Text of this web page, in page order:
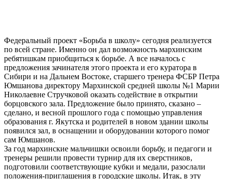
Федеральный проект «Борьба в школу» сегодня реализуется
по всей стране. Именно он дал возможность мархинским
ребятишкам приобщиться к борьбе. А все началось с
предложения зачинателя этого проекта и его куратора в
Сибири и на Дальнем Востоке, старшего тренера ФСБР Петра
Юмшанова директору Мархинской средней школы №1 Марии
Николаевне Стручковой оказать содействие в открытии
борцовского зала. Предложение было принято, сказано –
сделано, и весной прошлого года с помощью управления
образования г. Якутска и родителей в новом здании школы
появился зал, в оснащении и оборудовании которого помог
сам Юмшанов.
За год мархинские мальчишки освоили борьбу, и педагоги и
тренеры решили провести турнир для их сверстников,
подготовили соответствующие кубки и медали, разослали
положения-приглашения в городские школы. Итак, в эту